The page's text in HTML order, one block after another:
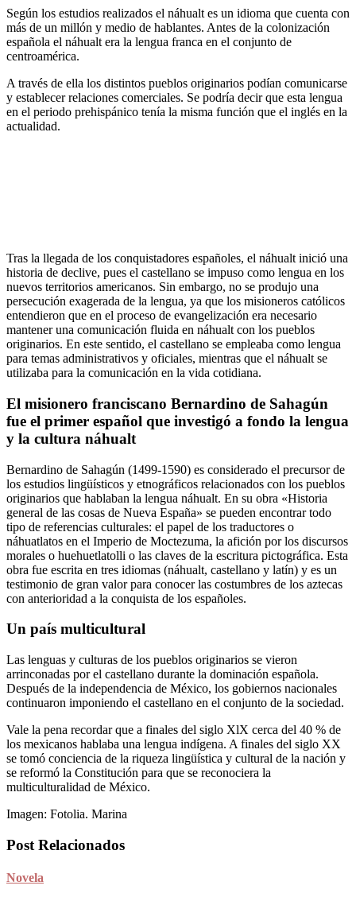
Según los estudios realizados el náhualt es un idioma que cuenta con
más de un millón y medio de hablantes. Antes de la colonización
española el náhualt era la lengua franca en el conjunto de
centroamérica.
A través de ella los distintos pueblos originarios podían comunicarse
y establecer relaciones comerciales. Se podría decir que esta lengua
en el periodo prehispánico tenía la misma función que el inglés en la
actualidad.
Tras la llegada de los conquistadores españoles, el náhualt inició una
historia de declive, pues el castellano se impuso como lengua en los
nuevos territorios americanos. Sin embargo, no se produjo una
persecución exagerada de la lengua, ya que los misioneros católicos
entendieron que en el proceso de evangelización era necesario
mantener una comunicación fluida en náhualt con los pueblos
originarios. En este sentido, el castellano se empleaba como lengua
para temas administrativos y oficiales, mientras que el náhualt se
utilizaba para la comunicación en la vida cotidiana.
El misionero franciscano Bernardino de Sahagún
fue el primer español que investigó a fondo la lengua
y la cultura náhualt
Bernardino de Sahagún (1499-1590) es considerado el precursor de
los estudios lingüísticos y etnográficos relacionados con los pueblos
originarios que hablaban la lengua náhualt. En su obra «Historia
general de las cosas de Nueva España» se pueden encontrar todo
tipo de referencias culturales: el papel de los traductores o
náhuatlatos en el Imperio de Moctezuma, la afición por los discursos
morales o huehuetlatolli o las claves de la escritura pictográfica. Esta
obra fue escrita en tres idiomas (náhualt, castellano y latín) y es un
testimonio de gran valor para conocer las costumbres de los aztecas
con anterioridad a la conquista de los españoles.
Un país multicultural
Las lenguas y culturas de los pueblos originarios se vieron
arrinconadas por el castellano durante la dominación española.
Después de la independencia de México, los gobiernos nacionales
continuaron imponiendo el castellano en el conjunto de la sociedad.
Vale la pena recordar que a finales del siglo XlX cerca del 40 % de
los mexicanos hablaba una lengua indígena. A finales del siglo XX
se tomó conciencia de la riqueza lingüística y cultural de la nación y
se reformó la Constitución para que se reconociera la
multiculturalidad de México.
Imagen: Fotolia. Marina
Post Relacionados
Novela